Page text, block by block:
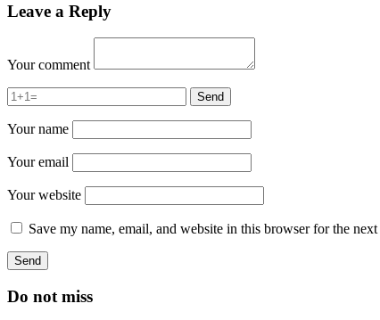
Leave a Reply
Your comment
Your name
Your email
Your website
Save my name, email, and website in this browser for the
Do not miss